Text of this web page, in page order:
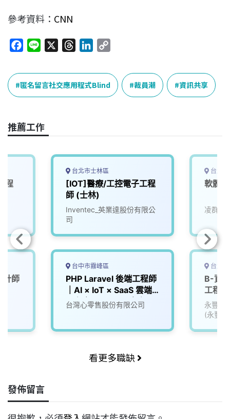
參考資料： CNN
c
e
b
o
k
n
e
r
e
a
n
k
e
n
p
L
k
匿名留言社交應用程式Blind 裁員潮 資訊共享
推薦工作
程
計師
台北市士林區
[IOT]醫療/工控電子工程
師 (士林)
Inventec_英業達股份有限公
司
台中市霧峰區
PHP Laravel 後端工程師
｜AI × IoT × SaaS 雲端
平台｜45K~60K｜產品
台灣心零售股份有限公司
台北
軟體
凌群電
台北
B-資
工程師
永豐金
(永豐
看更多職缺
發佈留言